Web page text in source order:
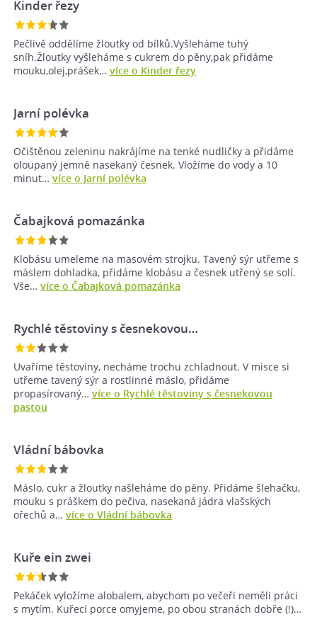
Kinder řezy
Pečlivě oddělíme žloutky od bílků.Vyšleháme tuhý
sníh.Žloutky vyšleháme s cukrem do pěny,pak přidáme
mouku,olej,prášek… více o Kinder řezy
Jarní polévka
Očištěnou zeleninu nakrájíme na tenké nudličky a přidáme
oloupaný jemně nasekaný česnek. Vložíme do vody a 10
minut… více o Jarní polévka
Čabajková pomazánka
Klobásu umeleme na masovém strojku. Tavený sýr utřeme s
máslem dohladka, přidáme klobásu a česnek utřený se solí.
Vše… více o Čabajková pomazánka
Rychlé těstoviny s česnekovou…
Uvaříme těstoviny, necháme trochu zchladnout. V misce si
utřeme tavený sýr a rostlinné máslo, přidáme
propasírovaný… více o Rychlé těstoviny s česnekovou
pastou
Vládní bábovka
Máslo, cukr a žloutky našleháme do pěny. Přidáme šlehačku,
mouku s práškem do pečiva, nasekaná jádra vlašských
ořechů a… více o Vládní bábovka
Kuře ein zwei
Pekáček vyložíme alobalem, abychom po večeři neměli práci
s mytím. Kuřecí porce omyjeme, po obou stranách dobře (!)…